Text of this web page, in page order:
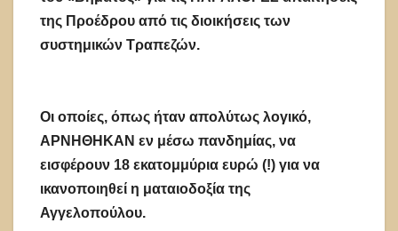
της Προέδρου από τις διοικήσεις των
συστημικών Τραπεζών.
Οι οποίες, όπως ήταν απολύτως λογικό,
ΑΡΝΗΘΗΚΑΝ εν μέσω πανδημίας, να
εισφέρουν 18 εκατομμύρια ευρώ (!) για να
ικανοποιηθεί η ματαιοδοξία της
Αγγελοπούλου.